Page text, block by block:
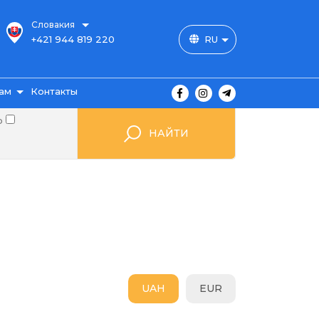
Словакия
+421 944 819 220 RU
Контакты
НАЙТИ
EUR
UAH